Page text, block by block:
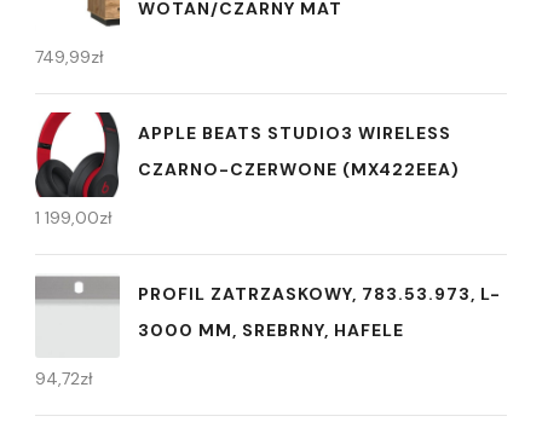
WOTAN/CZARNY MAT
749,99zł
APPLE BEATS STUDIO3 WIRELESS
CZARNO-CZERWONE (MX422EEA)
1 199,00zł
PROFIL ZATRZASKOWY, 783.53.973, L-
3000 MM, SREBRNY, HAFELE
94,72zł